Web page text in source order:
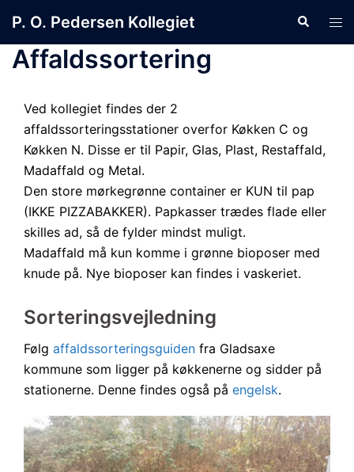
content
P. O. Pedersen Kollegiet Search
Affaldssortering
Ved kollegiet findes der 2
affaldssorteringsstationer overfor Køkken C og
Køkken N. Disse er til Papir, Glas, Plast, Restaffald,
Madaffald og Metal.
Den store mørkegrønne container er KUN til pap
(IKKE PIZZABAKKER). Papkasser trædes flade eller
skilles ad, så de fylder mindst muligt.
Madaffald må kun komme i grønne bioposer med
knude på. Nye bioposer kan findes i vaskeriet.
Sorteringsvejledning
Følg affaldssorteringsguiden fra Gladsaxe
kommune som ligger på køkkenerne og sidder på
stationerne. Denne findes også på engelsk.